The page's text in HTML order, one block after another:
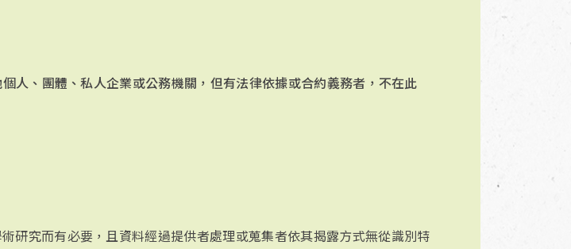
人、團體、私人企業或公務機關，但有法律依據或合約義務者，不在此
研究而有必要，且資料經過提供者處理或蒐集者依其揭露方式無從識別特